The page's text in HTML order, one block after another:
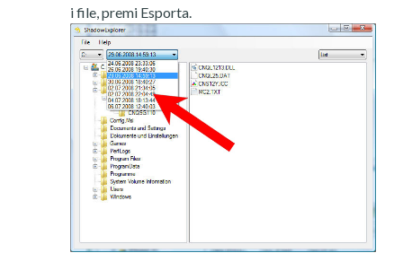
i file, premi Esporta.